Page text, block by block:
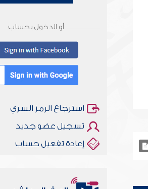
أو الدخول بحساب
استرجاع الرمز السري
تسجيل عضو جديد
إعادة تفعيل حساب